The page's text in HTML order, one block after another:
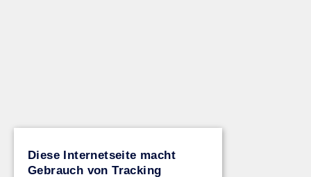
Diese Internetseite macht
Gebrauch von Tracking